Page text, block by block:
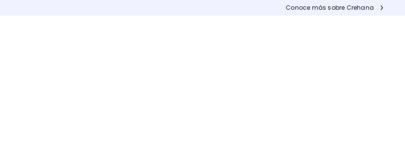
Conoce más sobre Crehana